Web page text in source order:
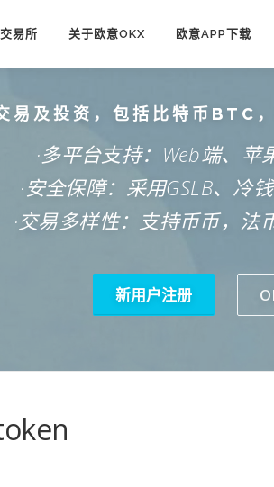
易所 关于欧意OKX 欧意APP下载
易及投资，包括比特币BTC
·多平台支持：Web端、苹
·安全保障：采用GSLB、冷
·交易多样性：支持币币，
新用户注册